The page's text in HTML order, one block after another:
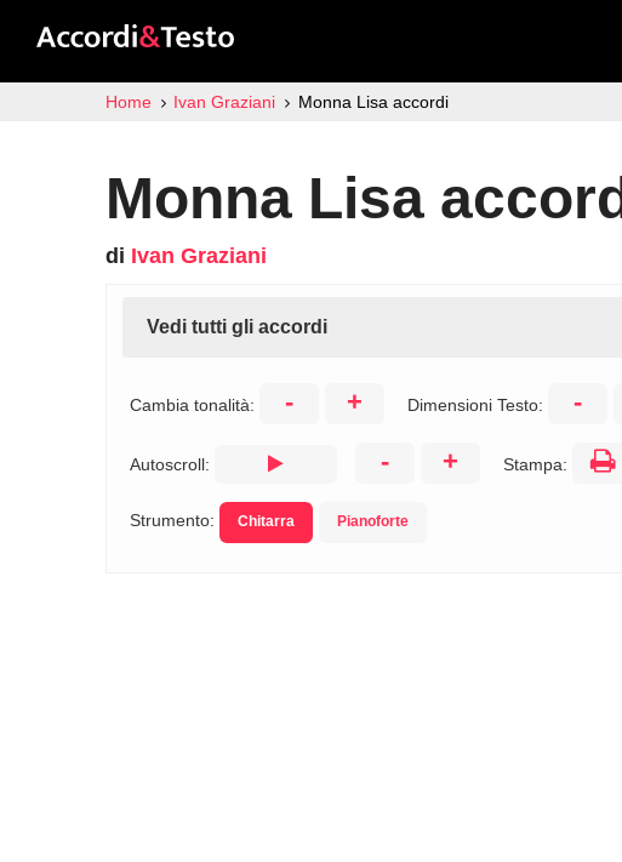
Home Ivan Graziani Monna Lisa accordi
Monna Lisa
di Ivan Graziani
Vedi tutti gli accordi
Cambia tonalità: - + Dimensioni Testo: -
Autoscroll: - + Stampa:
Strumento: Chitarra Pianoforte